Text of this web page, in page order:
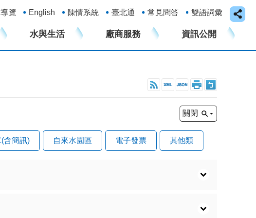
覽 English 陳情系統 臺北通 常見問答 雙語詞彙
水與生活 廠商服務 資訊公開
關閉
含簡訊) 自來水園區 電子發票 其他類